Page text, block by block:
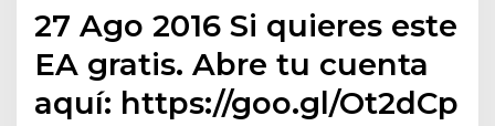
27 Ago 2016 Si quieres este
EA gratis. Abre tu cuenta
aquí: https://goo.gl/Ot2dCp